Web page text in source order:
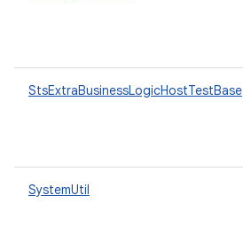
StsExtraBusinessLogicHostTestBase
SystemUtil